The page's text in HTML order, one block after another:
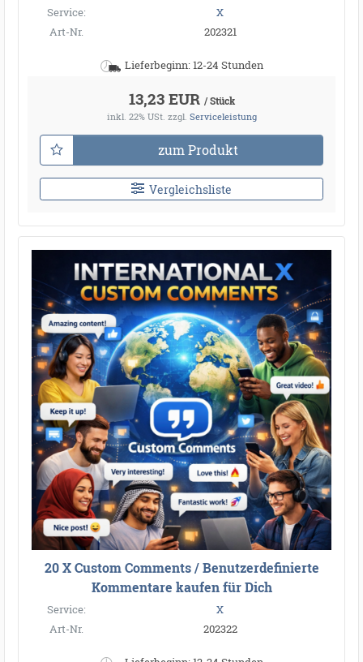
Service:
X
Art-Nr.
202321
Lieferbeginn: 12-24 Stunden
13,23 EUR / Stück
inkl. 22% USt. zzgl. Serviceleistung
zum Produkt
Vergleichsliste
20 X Custom Comments / Benutzerdefinierte
Kommentare kaufen für Dich
Service:
X
Art-Nr.
202322
●
●
●
●
●
●
●
●
●
●
●
●
●
● ●
●
●
●
●
●
●
●
●
●
●
●
●
●
●
●
●
●
●
●
●
●
●